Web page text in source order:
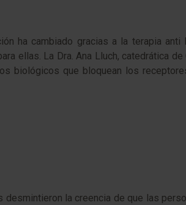
ha cambiado gracias a la terapia anti
ellas. La Dra. Ana Lluch, catedrática
biológicos que bloquean los
la creencia de que las